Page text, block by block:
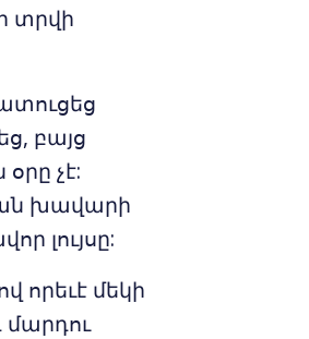
տրվի
բայց
չէ:
խավարի
լույսը:
որեւէ մեկի